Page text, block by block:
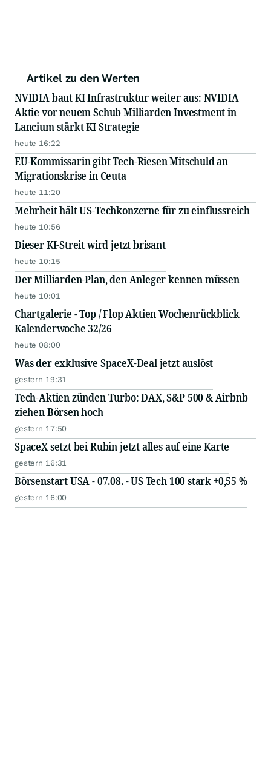
Artikel zu den Werten
NVIDIA baut KI Infrastruktur weiter aus: NVIDIA
Aktie vor neuem Schub Milliarden Investment in
Lancium stärkt KI Strategie
heute 16:22
EU-Kommissarin gibt Tech-Riesen Mitschuld an
Migrationskrise in Ceuta
heute 11:20
Mehrheit hält US-Techkonzerne für zu einflussreich
heute 10:56
Dieser KI-Streit wird jetzt brisant
heute 10:15
Der Milliarden-Plan, den Anleger kennen müssen
heute 10:01
Chartgalerie - Top / Flop Aktien Wochenrückblick
Kalenderwoche 32/26
heute 08:00
Was der exklusive SpaceX-Deal jetzt auslöst
gestern 19:31
Tech-Aktien zünden Turbo: DAX, S&P 500 & Airbnb
ziehen Börsen hoch
gestern 17:50
SpaceX setzt bei Rubin jetzt alles auf eine Karte
gestern 16:31
Börsenstart USA - 07.08. - US Tech 100 stark +0,55 %
gestern 16:00